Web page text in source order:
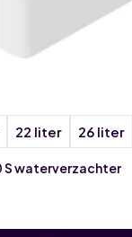
22 liter 26 liter
S waterverzachter